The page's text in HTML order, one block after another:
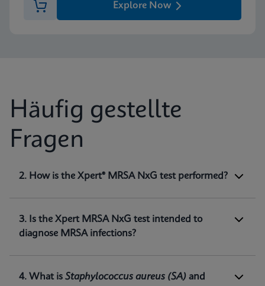
Explore Now
Häufig gestellte
Fragen
1. What is Xpert® MRSA NxG test intended
diagnostic test intended for the detection of
methicillin-resistantStaphylococcus aureus
1
2. How is the Xpert® MRSA NxG test performed?
3. Is the Xpert MRSA NxG test intended to
diagnose MRSA infections?
4. What is Staphylococcus aureus (SA) and